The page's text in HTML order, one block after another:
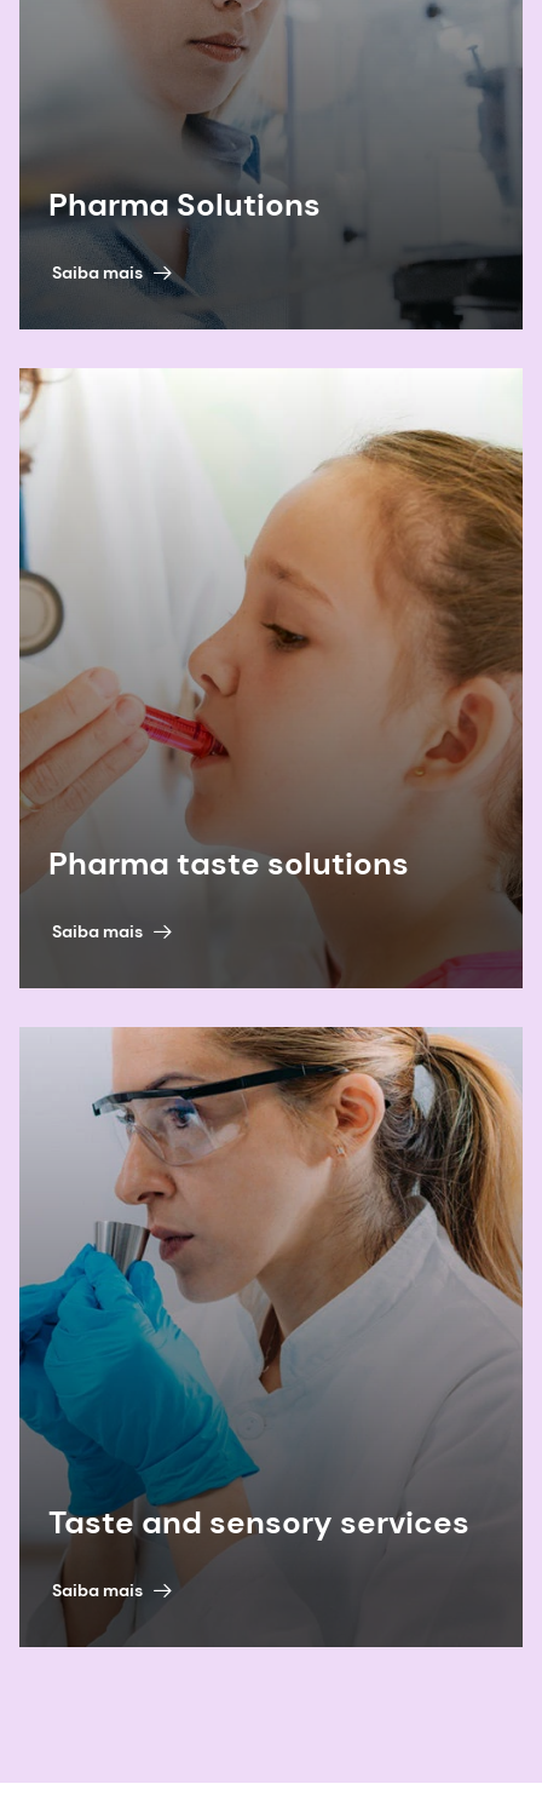
https://www.fda.gov/regulatory-
information/search-fda-guidance-
documents/pediatric-drug-development-under-
pediatric-research-equity-act-and-best-
pharmaceuticals-children-act
6. Agência Europeia de Medicamentos. (2013).
Desenvolvimento farmacêutico de
medicamentos para uso pediátrico – . Disponível
em:
development-medicines-paediatric-use-
scientific-guideline
7. Wooding SP, Ramirez VA, Behrens M.
Receptores do sabor amargo: genes, evolução e
saúde.
Evolução, Medicina e Saúde Pública.
2021;9(1):431-447.
https://doi.org/10.1093/emph/eoab031
Pharma Solutions
Saiba mais
Pharma taste solutions
Saiba mais
Taste and sensory services
Saiba mais